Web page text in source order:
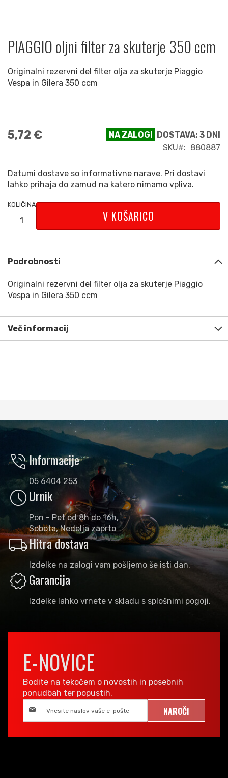
PIAGGIO oljni filter za skuterje 350 ccm
Originalni rezervni del filter olja za skuterje Piaggio
Vespa in Gilera 350 ccm
5,72 € NA ZALOGI DOSTAVA: 3 DNI
SKU
880887
Datumi dostave so informativne narave. Pri dostavi
lahko prihaja do zamud na katero nimamo vpliva.
KOLIČINA
V KOŠARICO
Preskoči
na
galerije
slik
Podrobnosti
Originalni rezervni del filter olja za skuterje Piaggio
Vespa in Gilera 350 ccm
Več informacij
phone_in_talkInformacije
05 6404 253
scheduleUrnik
Pon - Pet od 8h do 16h,
Sobota, Nedelja zaprto
local_shippingHitra dostava
Izdelke na zalogi vam pošljemo še isti dan.
verifiedGarancija
Izdelke lahko vrnete v skladu s splošnimi pogoji.
E-NOVICE
Bodite na tekočem o novostih in posebnih
ponudbah ter popustih.
NAROČI